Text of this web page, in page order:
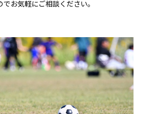
お気軽にご相談ください。